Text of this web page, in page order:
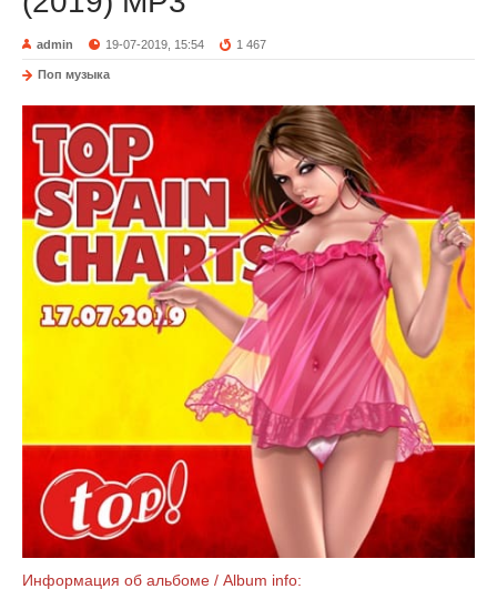
admin 19-07-2019, 15:54 1 467
Поп музыка
Информация об альбоме / Album info: